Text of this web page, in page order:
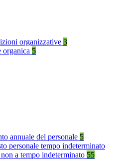
organizzative 3
organica 5
annuale del personale 5
personale tempo indeterminato
a tempo indeterminato 55